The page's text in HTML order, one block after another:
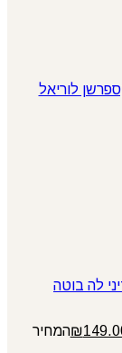
לוריאל
לה בוטה
₪המחיר